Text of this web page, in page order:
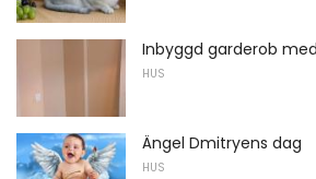
Inbyggd garderob
HUS
Ängel Dmitryens dag
HUS